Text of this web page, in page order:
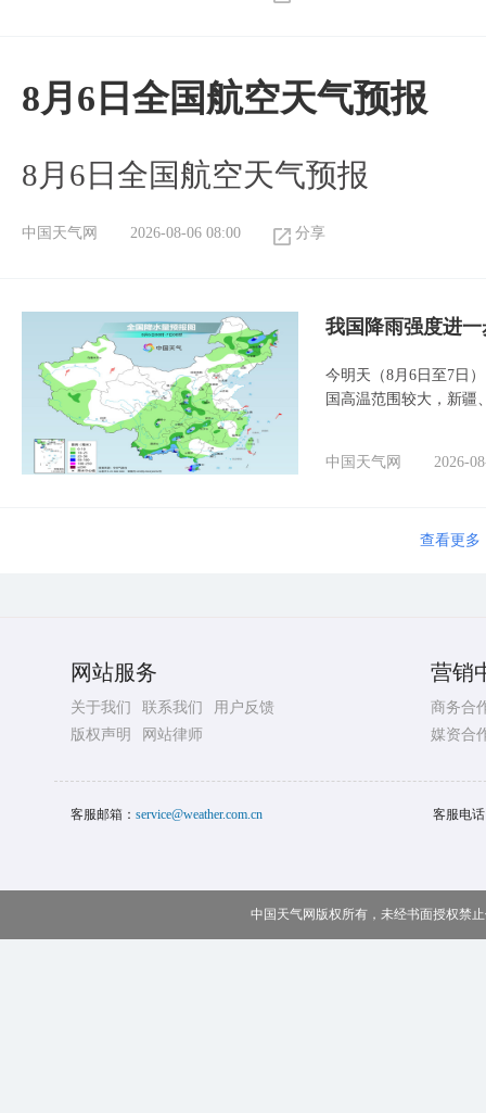
8月6日全国航空天气预报
8月6日全国航空天气预报
中国天气网 2026-08-06 08:00 分享
我国降雨强度进
今明天（8月6日至7日
国高温范围较大，新疆
中国天气网 2026-
查看更多
网站服务
关于我们 联系我们
用户反馈
版权声明
网站律师
营销
商务合
媒资合
客服邮箱： service@weather.com.cn 客服电
中国天气网版权所有，未经书面授权